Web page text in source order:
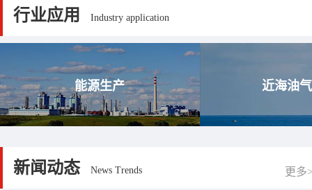
雷达水位计
高炉雷达探尺
吹气式液位计
智能多点平均温度计
物位开关
行业应用 Industry application
能源生产 近海油
新闻动态 News Trends 更多